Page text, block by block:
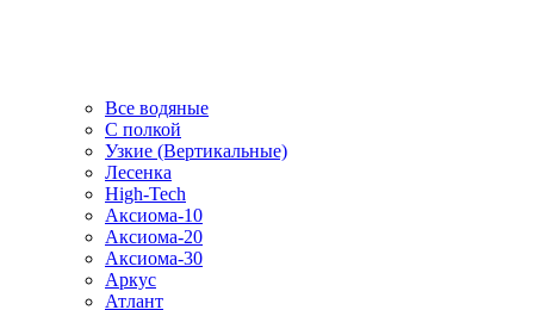
Все водяные
С полкой
Узкие (Вертикальные)
Лесенка
High-Tech
Аксиома-10
Аксиома-20
Аксиома-30
Аркус
Атлант